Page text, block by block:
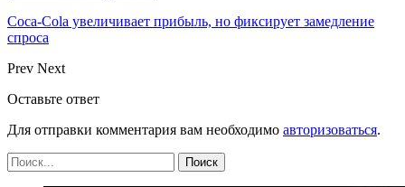
Coca-Cola увеличивает прибыль, но фиксирует замедление
спроса
Prev Next
Оставьте ответ
Для отправки комментария вам необходимо авторизоваться.